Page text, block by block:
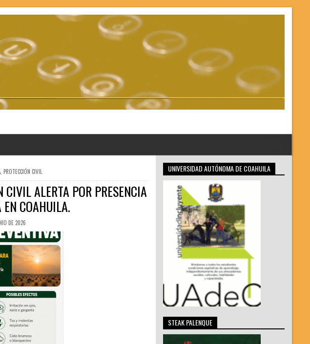
, PROTECCIÓN CIVIL
CIVIL ALERTA POR PRESENCIA
COAHUILA.
DE 2026
UNIVERSIDAD AUTÓNOMA DE COAHUILA
STEAK PALENQUE